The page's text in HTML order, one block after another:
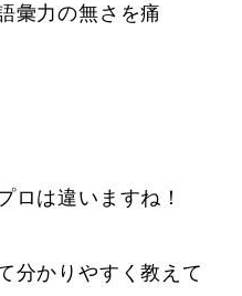
彙力の無さを痛
ロは違いますね！
分かりやすく教えて